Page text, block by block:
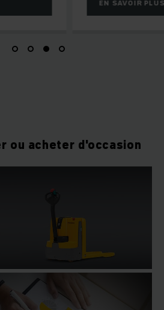
EN SAVOIR
ou acheter d'occasion